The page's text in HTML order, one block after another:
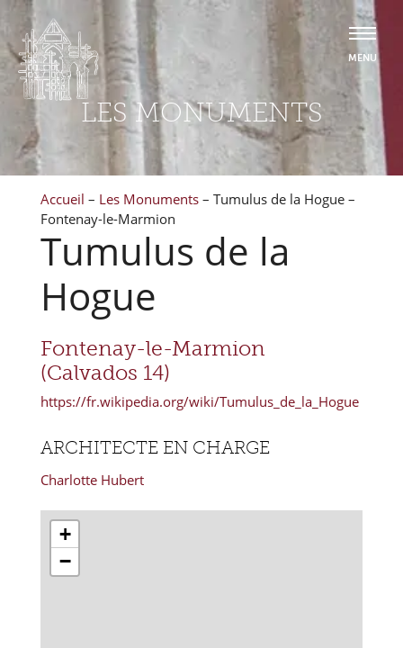
LES MONUMENTS
Accueil – Les Monuments – Tumulus de la Hogue –
Fontenay-le-Marmion
Tumulus de la
Hogue
Fontenay-le-Marmion
(Calvados 14)
https://fr.wikipedia.org/wiki/Tumulus_de_la_Hogue
ARCHITECTE EN CHARGE
Charlotte Hubert
+
−